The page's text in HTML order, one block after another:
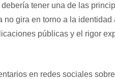
tener una de las
gira en torno a la
públicas y el rigor
en redes sociales